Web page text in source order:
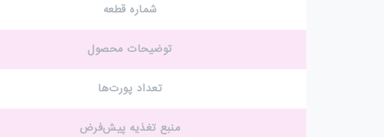
شماره قطعه
توضیحات محصول
تعداد پورت‌ها
منبع تغذیه پیش‌فرض